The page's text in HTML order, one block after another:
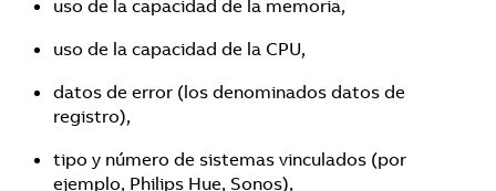
uso de la capacidad de la memoria,
uso de la capacidad de la CPU,
datos de error (los denominados datos de
registro),
tipo y número de sistemas vinculados (por
ejemplo, Philips Hue, Sonos),